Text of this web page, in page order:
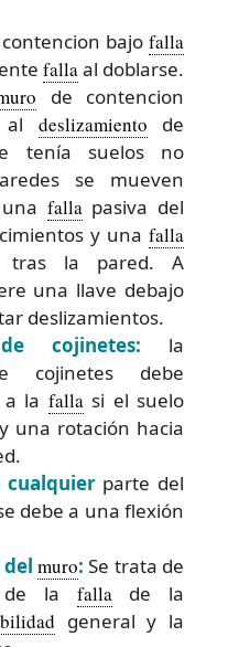
bajo falla
fallaal doblarse.
de contencion
al deslizamiento de
tenía suelos no
se mueven
fallapasiva del
y una falla
tras la pared. A
una llave debajo
deslizamientos.
cojinetes: la
cojinetes debe
a la fallasi el suelo
una rotación hacia
cualquierparte del
debe a una flexión
muro: Se trata de
de la fallade la
general y la